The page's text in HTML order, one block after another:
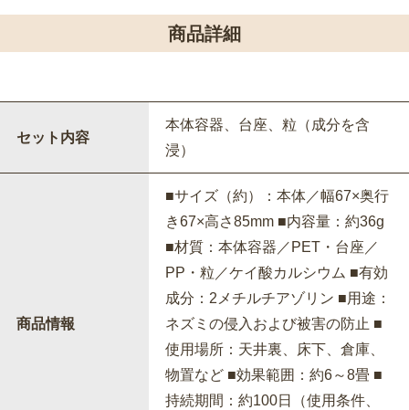
商品詳細
セット内容
本体容器、台座、粒（成分を含
浸）
商品情報
■サイズ（約）：本体／幅67×奥行
き67×高さ85mm ■内容量：約36g
■材質：本体容器／PET・台座／
PP・粒／ケイ酸カルシウム ■有効
成分：2メチルチアゾリン ■用途：
ネズミの侵入および被害の防止 ■
使用場所：天井裏、床下、倉庫、
物置など ■効果範囲：約6～8畳 ■
持続期間：約100日（使用条件、